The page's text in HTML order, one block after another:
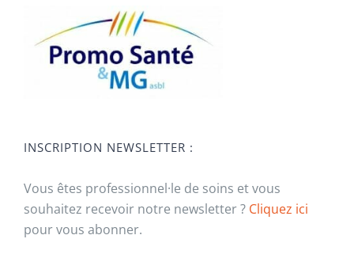
INSCRIPTION NEWSLETTER :
Vous êtes professionnel·le de soins et vous
souhaitez recevoir notre newsletter ? Cliquez ici
pour vous abonner.